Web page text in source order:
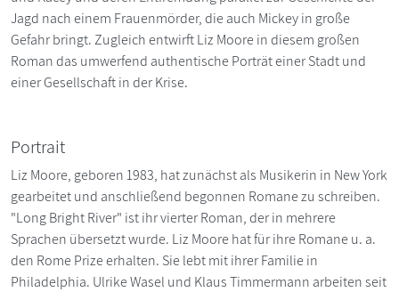
Jagd nach einem Frauenmörder, die auch Mickey in große
Gefahr bringt. Zugleich entwirft Liz Moore in diesem großen
Roman das umwerfend authentische Porträt einer Stadt und
einer Gesellschaft in der Krise.
Portrait
Liz Moore, geboren 1983, hat zunächst als Musikerin in New York
gearbeitet und anschließend begonnen Romane zu schreiben.
"Long Bright River" ist ihr vierter Roman, der in mehrere
Sprachen übersetzt wurde. Liz Moore hat für ihre Romane u. a.
den Rome Prize erhalten. Sie lebt mit ihrer Familie in
Philadelphia. Ulrike Wasel und Klaus Timmermann arbeiten seit